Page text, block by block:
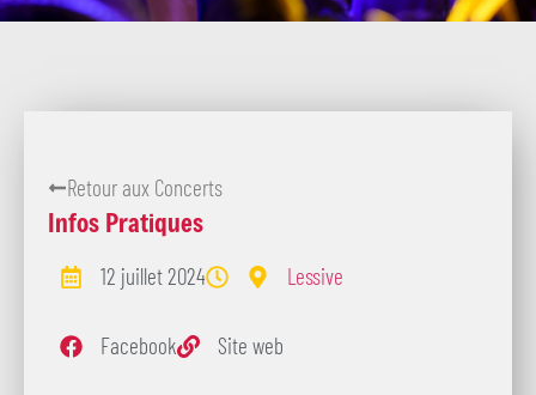
Retour aux Concerts
Infos Pratiques
12 juillet 2024 Lessive
Facebook Site web